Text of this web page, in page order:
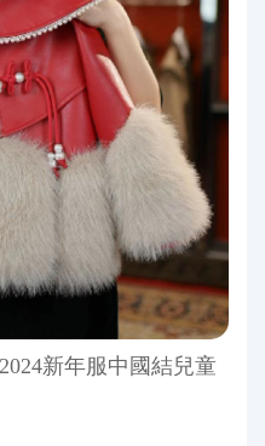
新年服中國結兒童